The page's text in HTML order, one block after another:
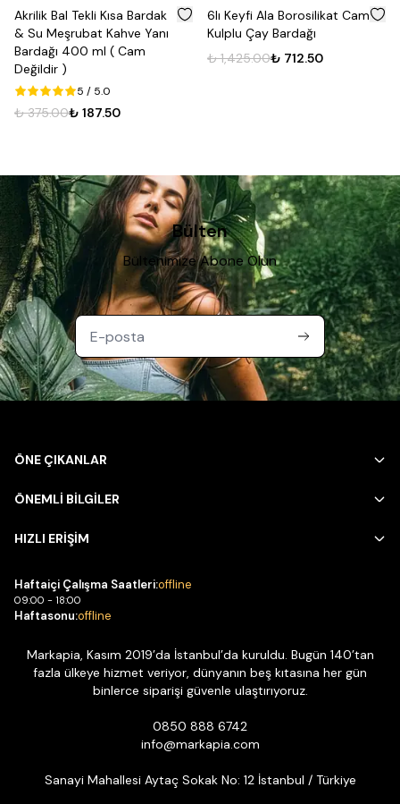
%50
Akrilik Bal Tekli Kısa Bardak
& Su Meşrubat Kahve Yanı
Bardağı 400 ml ( Cam
Değildir )
5 / 5.0
₺ 375.00₺ 187.50
% 50
6lı Keyfi Ala Borosilikat Cam
Kulplu Çay Bardağı
₺ 1,425.00₺ 712.50
Bülten
Bültenimize Abone Olun
ÖNE ÇIKANLAR
ÖNEMLİ BİLGİLER
HIZLI ERİŞİM
Haftaiçi Çalışma Saatleri:offline
09:00 - 18:00
Haftasonu:offline
Markapia, Kasım 2019’da İstanbul’da kuruldu. Bugün 140’tan
fazla ülkeye hizmet veriyor, dünyanın beş kıtasına her gün
binlerce siparişi güvenle ulaştırıyoruz.
0850 888 6742
info@markapia.com
Sanayi Mahallesi Aytaç Sokak No: 12 İstanbul / Türkiye